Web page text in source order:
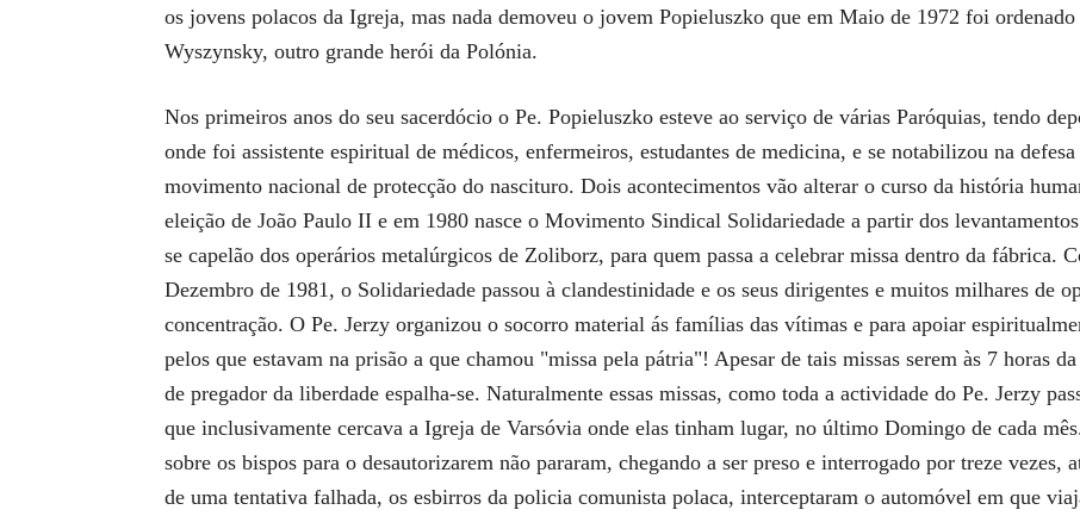
os jovens polacos da Igreja, mas nada demoveu o jovem Popieluszko que em Maio de 1972 foi
Wyszynsky, outro grande herói da Polónia.
Nos primeiros anos do seu sacerdócio o Pe. Popieluszko esteve ao serviço de várias Paróquias, tendo
onde foi assistente espiritual de médicos, enfermeiros, estudantes de medicina, e se notabilizou na
movimento nacional de protecção do nascituro. Dois acontecimentos vão alterar o curso da história
eleição de João Paulo II e em 1980 nasce o Movimento Sindical Solidariedade a partir dos
se capelão dos operários metalúrgicos de Zoliborz, para quem passa a celebrar missa dentro da fábrica.
Dezembro de 1981, o Solidariedade passou à clandestinidade e os seus dirigentes e muitos milhares de
concentração. O Pe. Jerzy organizou o socorro material ás famílias das vítimas e para apoiar
pelos que estavam na prisão a que chamou "missa pela pátria"! Apesar de tais missas serem às 7 horas
de pregador da liberdade espalha-se. Naturalmente essas missas, como toda a actividade do Pe. Jerzy
que inclusivamente cercava a Igreja de Varsóvia onde elas tinham lugar, no último Domingo de cada
sobre os bispos para o desautorizarem não pararam, chegando a ser preso e interrogado por treze vezes,
de uma tentativa falhada, os esbirros da policia comunista polaca, interceptaram o automóvel em que